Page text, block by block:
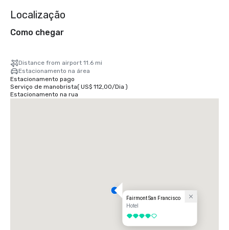
Localização
Como chegar
Distance from airport 11.6 mi
Estacionamento na área
Estacionamento pago
Serviço de manobrista( US$ 112,00/Dia )
Estacionamento na rua
Fairmont San Francisco
Hotel
4 de 5